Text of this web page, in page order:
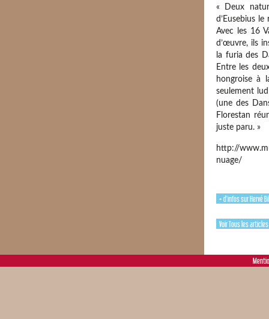
« Deux
d’Eusebius
Avec les 16
d’œuvre, ils
la furia des
Entre les
hongroise à
seulement
(une des
Florestan
juste paru. »
http://
nuage/
+ d'infos sur Hervé
Voir Tous les